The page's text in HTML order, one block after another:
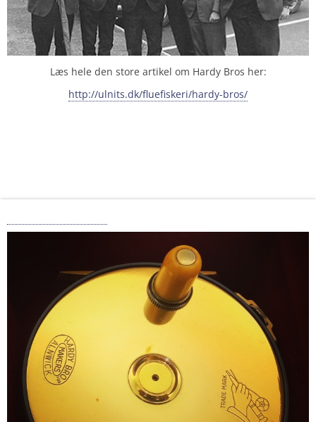
Læs hele den store artikel om Hardy Bros her:
http://ulnits.dk/fluefiskeri/hardy-bros/